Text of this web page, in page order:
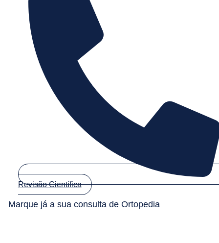
Revisão Científica
Marque já a sua consulta de Ortopedia